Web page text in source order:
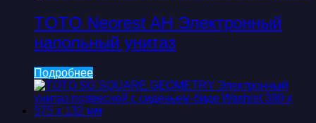
TOTO Neorest AH Электронный
напольный унитаз
Подробнее